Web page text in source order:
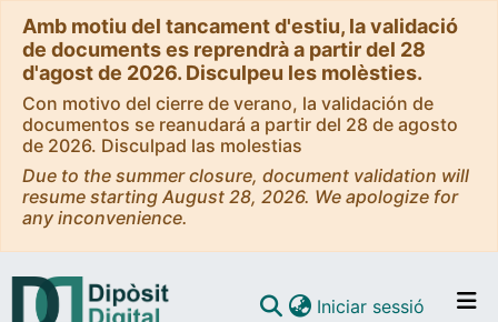
Amb motiu del tancament d'estiu, la validació
de documents es reprendrà a partir del 28
d'agost de 2026. Disculpeu les molèsties.
Con motivo del cierre de verano, la validación de
documentos se reanudará a partir del 28 de agosto
de 2026. Disculpad las molestias
Due to the summer closure, document validation will
resume starting August 28, 2026. We apologize for
any inconvenience.
Iniciar sessió (current)